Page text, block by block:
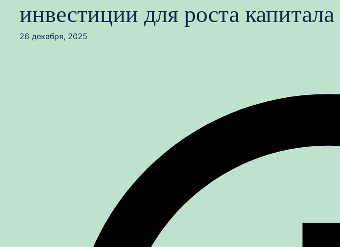
инвестиции для роста капитала
26 декабря, 2025